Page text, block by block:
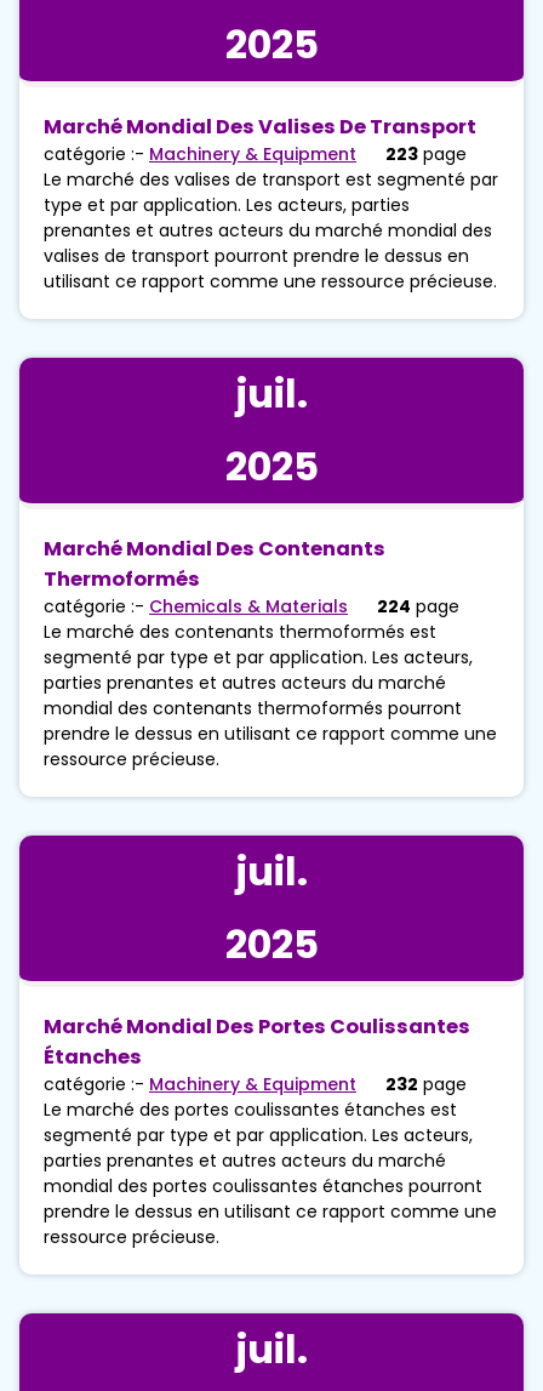
2025
Marché Mondial Des Valises De Transport
catégorie :- Machinery & Equipment 223 page
Le marché des valises de transport est segmenté par
type et par application. Les acteurs, parties
prenantes et autres acteurs du marché mondial des
valises de transport pourront prendre le dessus en
utilisant ce rapport comme une ressource précieuse.
juil.
2025
Marché Mondial Des Contenants
Thermoformés
catégorie :- Chemicals & Materials 224 page
Le marché des contenants thermoformés est
segmenté par type et par application. Les acteurs,
parties prenantes et autres acteurs du marché
mondial des contenants thermoformés pourront
prendre le dessus en utilisant ce rapport comme une
ressource précieuse.
juil.
2025
Marché Mondial Des Portes Coulissantes
Étanches
catégorie :- Machinery & Equipment 232 page
Le marché des portes coulissantes étanches est
segmenté par type et par application. Les acteurs,
parties prenantes et autres acteurs du marché
mondial des portes coulissantes étanches pourront
prendre le dessus en utilisant ce rapport comme une
ressource précieuse.
juil.